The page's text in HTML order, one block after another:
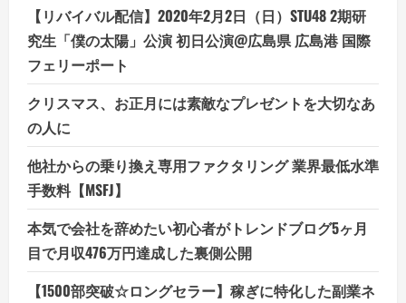
【リバイバル配信】2020年2月2日（日）STU48 2期研
究生「僕の太陽」公演 初日公演@広島県 広島港 国際
フェリーポート
クリスマス、お正月には素敵なプレゼントを大切なあ
の人に
他社からの乗り換え専用ファクタリング 業界最低水準
手数料【MSFJ】
本気で会社を辞めたい初心者がトレンドブログ5ヶ月
目で月収476万円達成した裏側公開
【1500部突破☆ロングセラー】稼ぎに特化した副業ネ